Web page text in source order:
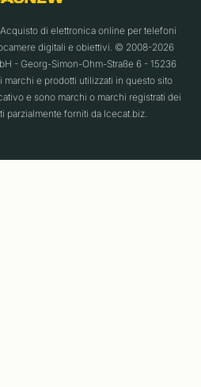
Acquisto di elettronica online per telefoni
digitali e obiettivi. © 2008-2026
- Georg-Simon-Ohm-Straße 6 - 15236
marchi e prodotti utilizzati in questo sito
e sono marchi o marchi registrati dei
parzialmente forniti da Icecat.biz.